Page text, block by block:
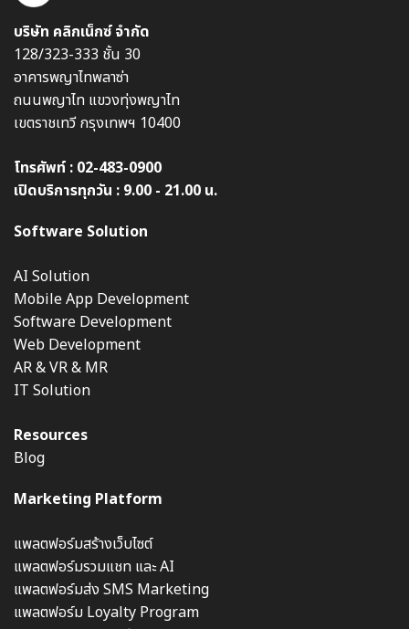
บริษัท คลิกเน็กซ์ จำกัด
128/323-333 ชั้น 30
อาคารพญาไทพลาซ่า
ถนนพญาไท แขวงทุ่งพญาไท
เขตราชเทวี กรุงเทพฯ 10400
โทรศัพท์ : 02-483-0900
เปิดบริการทุกวัน : 9.00 - 21.00 น.
Software Solution
AI Solution
Mobile App Development
Software Development
Web Development
AR & VR & MR
IT Solution
Resources
Blog
Marketing Platform
แพลตฟอร์มสร้างเว็บไซต์
แพลตฟอร์มรวมแชท และ AI
แพลตฟอร์มส่ง SMS Marketing
แพลตฟอร์ม Loyalty Program